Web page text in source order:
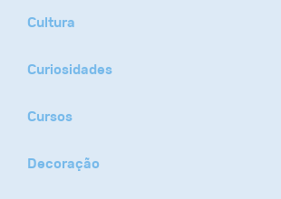
Cultura
Curiosidades
Cursos
Decoração